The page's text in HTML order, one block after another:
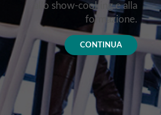
allo show-cooking e alla
formazione.
CONTINUA